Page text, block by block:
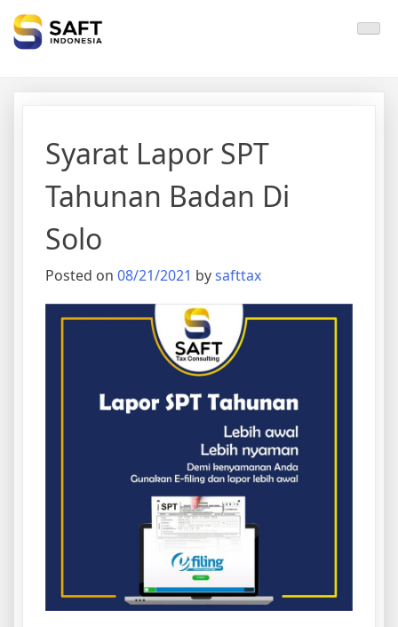
Solisi Perjakan Anda
Syarat Lapor SPT
Tahunan Badan Di
Solo
Posted on 08/21/2021 bysafttax